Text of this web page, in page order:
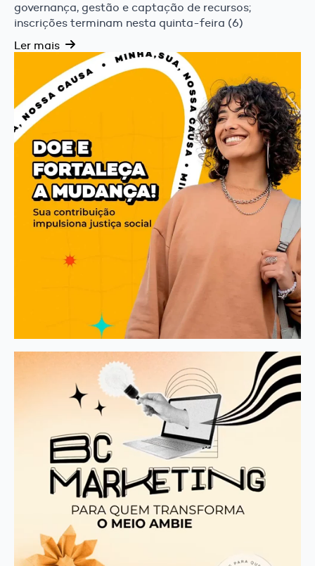
governança, gestão e captação de recursos;
inscrições terminam nesta quinta-feira (6)
Ler mais